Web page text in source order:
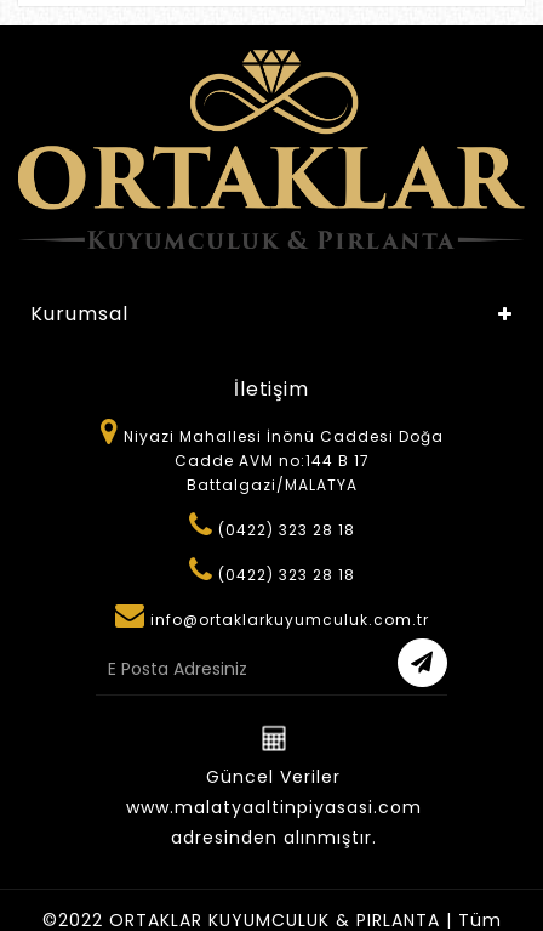
Kurumsal
İletişim
Niyazi Mahallesi İnönü Caddesi Doğa
Cadde AVM no:144 B 17
Battalgazi/MALATYA
(0422) 323 28 18
(0422) 323 28 18
info@ortaklarkuyumculuk.com.tr
Güncel Veriler
www.malatyaaltinpiyasasi.com
adresinden alınmıştır.
©2022 ORTAKLAR KUYUMCULUK & PIRLANTA | Tüm